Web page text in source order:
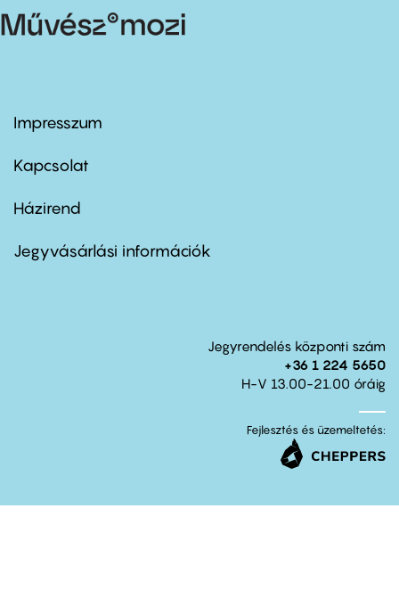
Footer
first
Impresszum
Kapcsolat
Footer
second
Házirend
Jegyvásárlási információk
Jegyrendelés központi szám
+36 1 224 5650
H-V 13.00-21.00 óráig
Fejlesztés és üzemeltetés: